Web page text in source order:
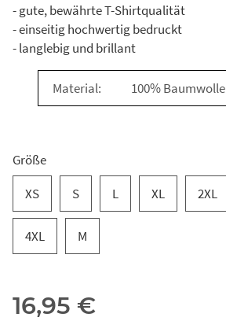
- gute, bewährte T-Shirtqualität
- einseitig hochwertig bedruckt
- langlebig und brillant
Material: 100% Baumwolle
Größe
XS
S L XL 2XL
4XL M
16,95 €